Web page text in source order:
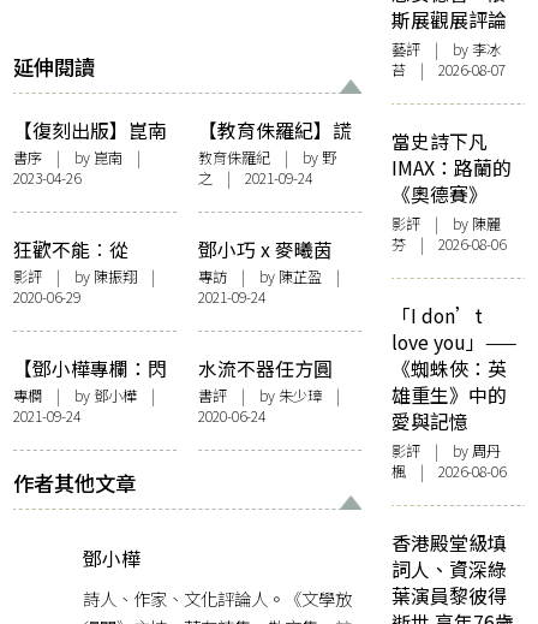
延伸閱讀
【復刻出版】崑南
《天堂舞哉足下》
新版序：崑崙懸圃
其尻安在
書序 | by 崑南 |
2023-04-26
【教育侏羅紀】謊
城浮靈自白
教育侏羅紀| by 野
之 | 2021-09-24
狂歡不能︰從
《叔．叔》看中老
年同志自我與家庭
間的擺盪
影評 | by 陳振翔 |
2020-06-29
鄧小巧 x 麥曦茵
〈與人同行〉：和
你同行，我很愉快
專訪| by 陳芷盈 |
2021-09-24
【鄧小樺專欄：閃
爍其辭】抽刀斷水
水更流，已讀不回
book channel
專欄 | by鄧小樺 |
2021-09-24
水流不器任方圓
——讀《方圓》札
記五則
書評| by 朱少璋|
2020-06-24
作者其他文章
鄧小樺
詩人、作家、文化評論人。《文學放
斯展觀展評論
藝評 | by 李冰
苔 | 2026-08-07
當史詩下凡
IMAX：路蘭的
《奧德賽》
影評 | by 陳麗
芬 | 2026-08-06
「I don’t
love you」——
《蜘蛛俠：英
雄重生》中的
愛與記憶
影評 | by周丹
楓 | 2026-08-06
香港殿堂級填
詞人、資深綠
葉演員黎彼得